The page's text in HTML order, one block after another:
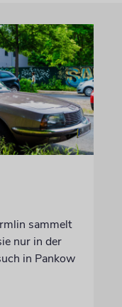
sammelt
nur in der
in Pankow